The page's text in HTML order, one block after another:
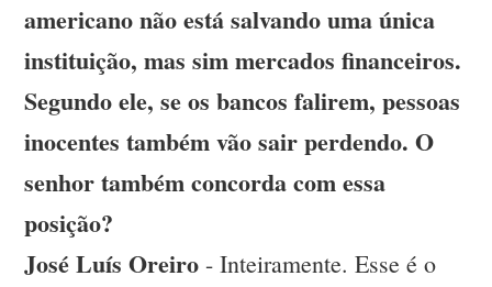
americano não está salvando uma única
instituição, mas sim mercados financeiros.
Segundo ele, se os bancos falirem, pessoas
inocentes também vão sair perdendo. O
senhor também concorda com essa
posição?
José Luís Oreiro - Inteiramente. Esse é o